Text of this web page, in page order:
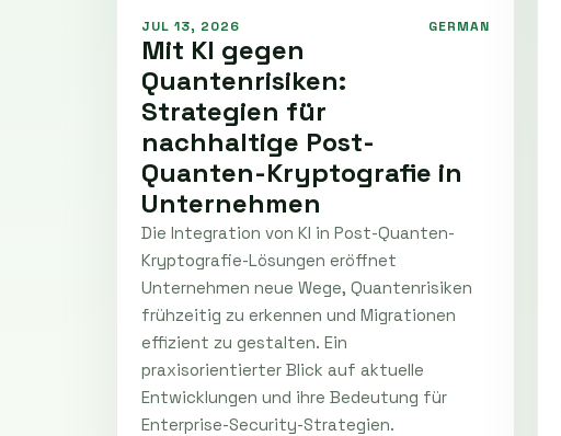
JUL 13, 2026 GERMAN
Mit KI gegen
Quantenrisiken:
Strategien für
nachhaltige Post-
Quanten-Kryptografie in
Unternehmen
Die Integration von KI in Post-Quanten-
Kryptografie-Lösungen eröffnet
Unternehmen neue Wege, Quantenrisiken
frühzeitig zu erkennen und Migrationen
effizient zu gestalten. Ein
praxisorientierter Blick auf aktuelle
Entwicklungen und ihre Bedeutung für
Enterprise-Security-Strategien.